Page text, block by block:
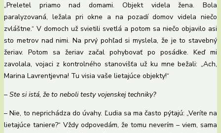
„Preletel priamo nad domami. Objekt videla žena. Bola
paralyzovaná, ležala pri okne a na pozadí domov videla niečo
zvláštne.“ V domoch už svietili svetlá a potom sa niečo objavilo asi
sto metrov nad nimi. Na prvý pohľad si myslela, že je to stavebný
žeriav. Potom sa žeriav začal pohybovať po posádke. Keď mi
zavolala, vojaci z kontrolného stanovišťa už ku mne bežali: „Ach,
Marina Lavrentjevna! Tu visia vaše lietajúce objekty!“
– Ste si istá, že to neboli testy vojenskej techniky?
– Nie, to neprichádza do úvahy. Ľudia sa ma často pýtajú: „Veríte na
lietajúce taniere?“ Vždy odpovedám, že tomu neverím – viem, sama